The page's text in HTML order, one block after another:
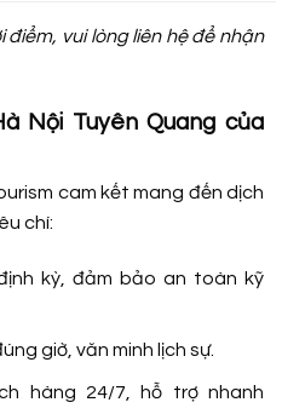
vui lòng liên hệ để nhận
Nội Tuyên Quang của
cam kết mang đến dịch
chí:
kỳ, đảm bảo an toàn kỹ
giờ, văn minh lịch sự.
hàng 24/7, hỗ trợ nhanh